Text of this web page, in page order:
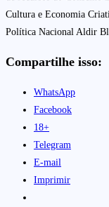
Cultura e Economia
Política Nacional Aldir
Compartilhe isso:
WhatsApp
Facebook
18+
Telegram
E-mail
Imprimir